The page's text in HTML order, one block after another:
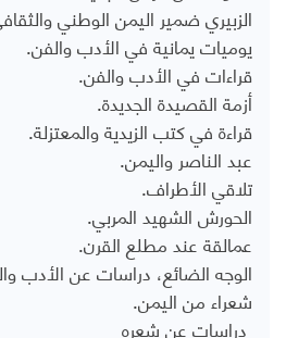
الزبيري ضمير اليمن الوطني
يوميات يمانية في الأدب والفن.
قراءات في الأدب والفن.
أزمة القصيدة الجديدة.
قراءة في كتب الزيدية والمعتزلة.
عبد الناصر واليمن.
تلاقي الأطراف.
الحورش الشهيد المربي.
عمالقة عند مطلع القرن.
الوجه الضائع، دراسات عن الأدب
شعراء من اليمن.
دراسات عن شعره